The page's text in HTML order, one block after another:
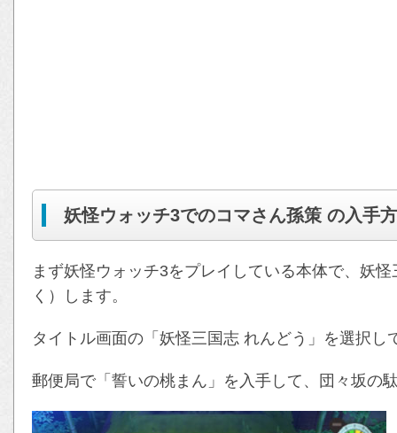
妖怪ウォッチ3でのコマさん孫策 の入手
まず妖怪ウォッチ3をプレイしている本体で、妖
く）します。
タイトル画面の「妖怪三国志 れんどう」を選択し
郵便局で「誓いの桃まん」を入手して、団々坂の